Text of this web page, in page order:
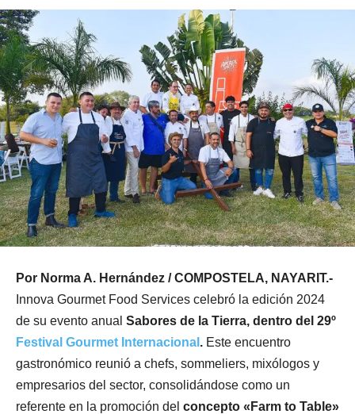
Por Norma A. Hernández / COMPOSTELA, NAYARIT.-
Innova Gourmet Food Services celebró la edición 2024
de su evento anual Sabores de la Tierra, dentro del 29º
Festival Gourmet Internacional . Este encuentro
gastronómico reunió a chefs, sommeliers, mixólogos y
empresarios del sector, consolidándose como un
referente en la promoción del concepto «Farm to Table»